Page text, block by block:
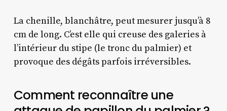
La chenille, blanchâtre, peut mesurer jusqu’à 8
cm de long. C’est elle qui creuse des galeries à
l’intérieur du stipe (le tronc du palmier) et
provoque des dégâts parfois irréversibles.
Comment reconnaître une